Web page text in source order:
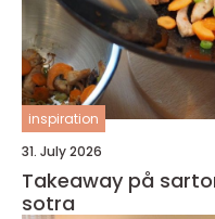
inspiration
31. July 2026
Takeaway på
sotra